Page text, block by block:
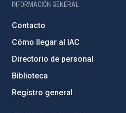
INFORMACIÓN GENERAL
Contacto
Cómo llegar al IAC
Directorio de personal
Biblioteca
Registro general